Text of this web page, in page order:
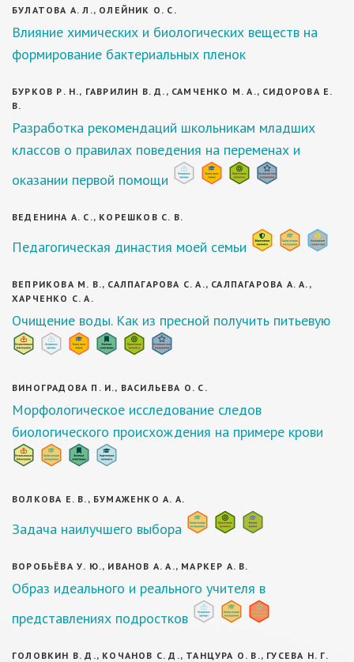
БУЛАТОВА А. Л., ОЛЕЙНИК О. С.
Влияние химических и биологических веществ на
формирование бактериальных пленок
БУРКОВ Р. Н., ГАВРИЛИН В. Д., САМЧЕНКО М. А., СИДОРОВА Е.
В.
Разработка рекомендаций школьникам младших
классов о правилах поведения на переменах и
оказании первой помощи
ВЕДЕНИНА А. С., КОРЕШКОВ С. В.
Педагогическая династия моей семьи
ВЕПРИКОВА М. В., САЛПАГАРОВА С. А., САЛПАГАРОВА А. А.,
ХАРЧЕНКО С. А.
Очищение воды. Как из пресной получить питьевую
ВИНОГРАДОВА П. И., ВАСИЛЬЕВА О. С.
Морфологическое исследование следов
биологического происхождения на примере крови
ВОЛКОВА Е. В., БУМАЖЕНКО А. А.
Задача наилучшего выбора
ВОРОБЬЁВА У. Ю., ИВАНОВ А. А., МАРКЕР А. В.
Образ идеального и реального учителя в
представлениях подростков
ГОЛОВКИН В. Д., КОЧАНОВ С. Д., ТАНЦУРА О. В., ГУСЕВА Н. Г.